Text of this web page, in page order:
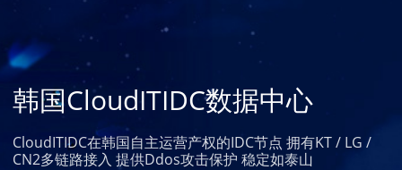
韩国CloudITIDC数据中心
CloudITIDC在韩国自主运营产权的IDC节点 拥有KT / LG /
CN2多链路接入 提供Ddos攻击保护 稳定如泰山